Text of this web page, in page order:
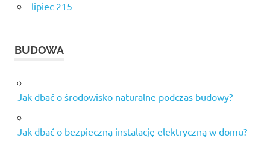
lipiec 215
BUDOWA
Jak dbać o środowisko naturalne podczas budowy?
Jak dbać o bezpieczną instalację elektryczną w domu?